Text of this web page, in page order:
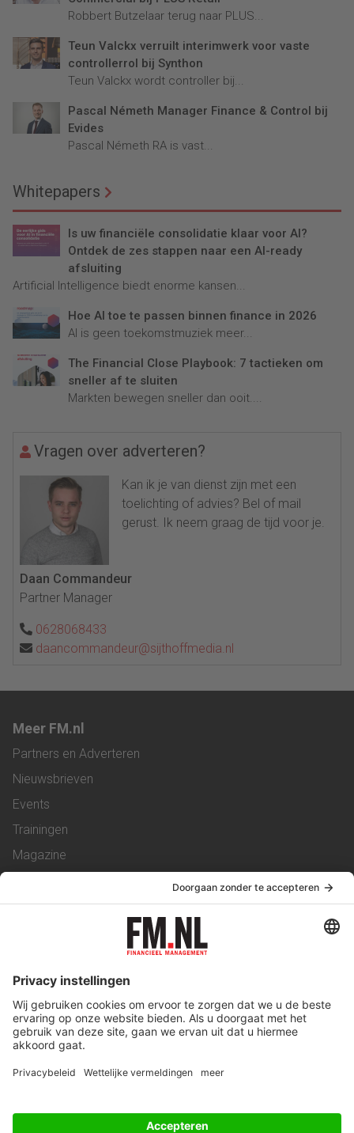
Robbert Butzelaar terug naar PLUS...
Teun Valckx verruilt interimwerk voor vaste
controllerrol bij Synthon
Teun Valckx wordt controller bij...
Pascal Németh Manager Finance & Control bij
Evides
Pascal Németh RA is vast...
Whitepapers
Is uw financiële consolidatie klaar voor AI?
Ontdek de zes stappen naar een AI-ready
afsluiting
Artificial Intelligence biedt enorme kansen...
Hoe AI toe te passen binnen finance in 2026
AI is geen toekomstmuziek meer...
The Financial Close Playbook: 7 tactieken om
sneller af te sluiten
Markten bewegen sneller dan ooit....
Vragen over adverteren?
Kan ik je van dienst zijn met een
toelichting of advies? Bel of mail
gerust. Ik neem graag de tijd voor je.
Daan Commandeur
Partner Manager
0628068433
daancommandeur@sijthoffmedia.nl
Meer FM.nl
Partners en Adverteren
Nieuwsbrieven
Events
Trainingen
Magazine
Service & Contact
Werken bij ons
Privacy Statement
Algemene Voorwaarden